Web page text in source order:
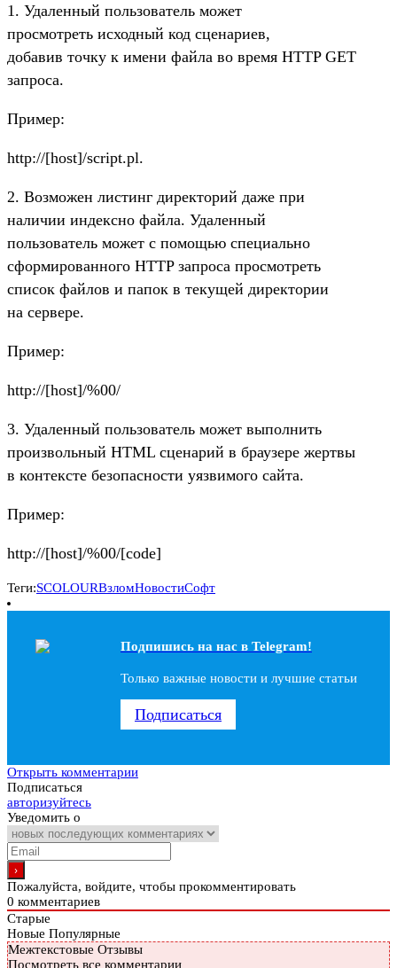
1. Удаленный пользователь может
просмотреть исходный код сценариев,
добавив точку к имени файла во время HTTP GET
запроса.
Пример:
http://[host]/script.pl.
2. Возможен листинг директорий даже при
наличии индексно файла. Удаленный
пользователь может с помощью специально
сформированного HTTP запроса просмотреть
список файлов и папок в текущей директории
на сервере.
Пример:
http://[host]/%00/
3. Удаленный пользователь может выполнить
произвольный HTML сценарий в браузере жертвы
в контексте безопасности уязвимого сайта.
Пример:
http://[host]/%00/[code]
Теги:SCOLOURВзломНовостиСофт
Подпишись на наc в Telegram!
Только важные новости и лучшие статьи
Подписаться
Открыть комментарии
Подписаться
авторизуйтесь
Уведомить о
Пожалуйста, войдите, чтобы прокомментировать
0 комментариев
Старые
Новые Популярные
Межтекстовые Отзывы
Посмотреть все комментарии